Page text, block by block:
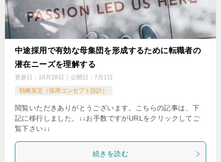
中途採用で有効な母集団を形成するために転職者の
潜在ニーズを理解する
更新日： 10月28日 公開日： 7月1日
戦略策定（採用コンセプト設計）
閲覧いただきありがとうございます。こちらの記事は、下
記に移行しました。↓↓お手数ですがURLをクリックしてご
覧下さい↓↓
続きを読む